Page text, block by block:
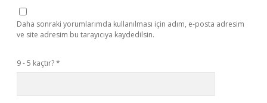
Daha sonraki yorumlarımda kullanılması için adım, e-posta adresim
ve site adresim bu tarayıcıya kaydedilsin.
9 - 5 kaçtır?*